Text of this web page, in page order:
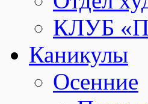
КЛУБ
Каникулы
Осенние